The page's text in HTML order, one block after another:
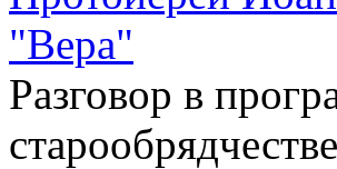
"Вера"
Разговор в